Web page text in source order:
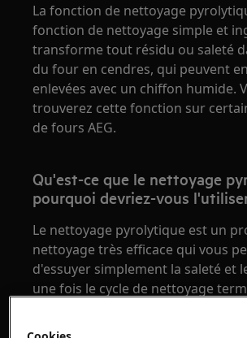
La fonction de nettoyage
fonction de nettoyage simple et
transforme tout résidu ou saleté
du four en cendres, qui peuvent
enlevées avec un chiffon humide.
trouverez cette fonction sur
de fours AEG.
Qu'est-ce que le nettoyage
pourquoi devriez-vous
Le nettoyage pyrolytique est un
nettoyage très efficace qui vous
d'essuyer simplement la saleté et
une fois le cycle de nettoyage
transforme la saleté, la graisse et